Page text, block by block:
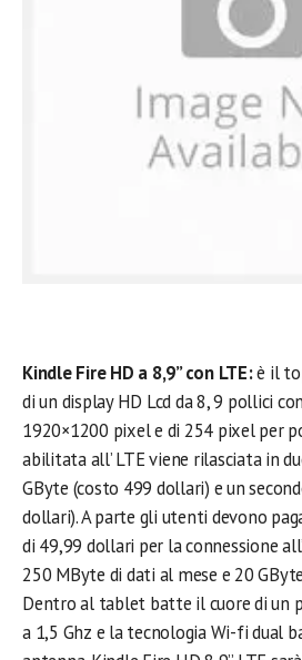
Kindle Fire HD a 8,9” con LTE:è il
di un display HD Lcd da 8, 9 pollici
1920×1200 pixel e di 254 pixel per
abilitata all’ LTE viene rilasciata in
GByte (costo 499 dollari) e un
dollari). A parte gli utenti devono
di 49,99 dollari per la connessione
250 MByte di dati al mese e 20
Dentro al tablet batte il cuore di un
a 1,5 Ghz e la tecnologia Wi-fi dual